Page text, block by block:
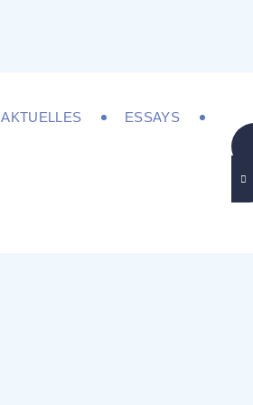
AKTUELLES ESSAYS